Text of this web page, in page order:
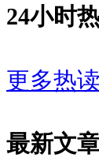
24小时
更多热读
最新文